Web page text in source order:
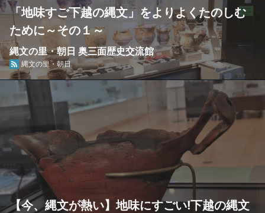
「地味すご下越の縄文」をよりよくたのしむ
ために～その１～
縄文の里・朝日 奥三面歴史交流館
縄文の里・朝日
【今、縄文が熱い】地味にすごい!下越の縄文